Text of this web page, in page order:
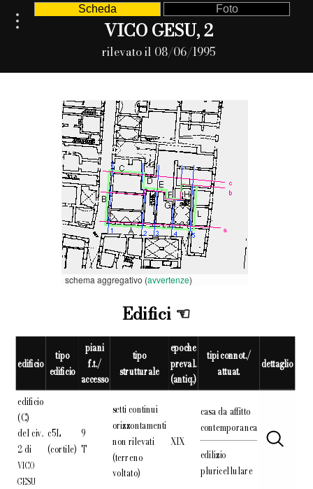
Scheda Foto
VICO GESU, 2
rilevato il 08/06/1995
schema aggregativo (avvertenze)
Edifici
edificio
tipo
edificio
piani
f.t./
accesso
tipo
strutturale
epoche
preval.
(antiq.)
tipi connot./
attuat. dettaglio
edificio
(C)
del civ.
2 di
VICO
GESU
c5L
(cortile)
9
T
setti continui
orizzontamenti
non rilevati
(terreno
voltato)
XIX
casa da affitto
contemporanea
edilizio
pluricellulare